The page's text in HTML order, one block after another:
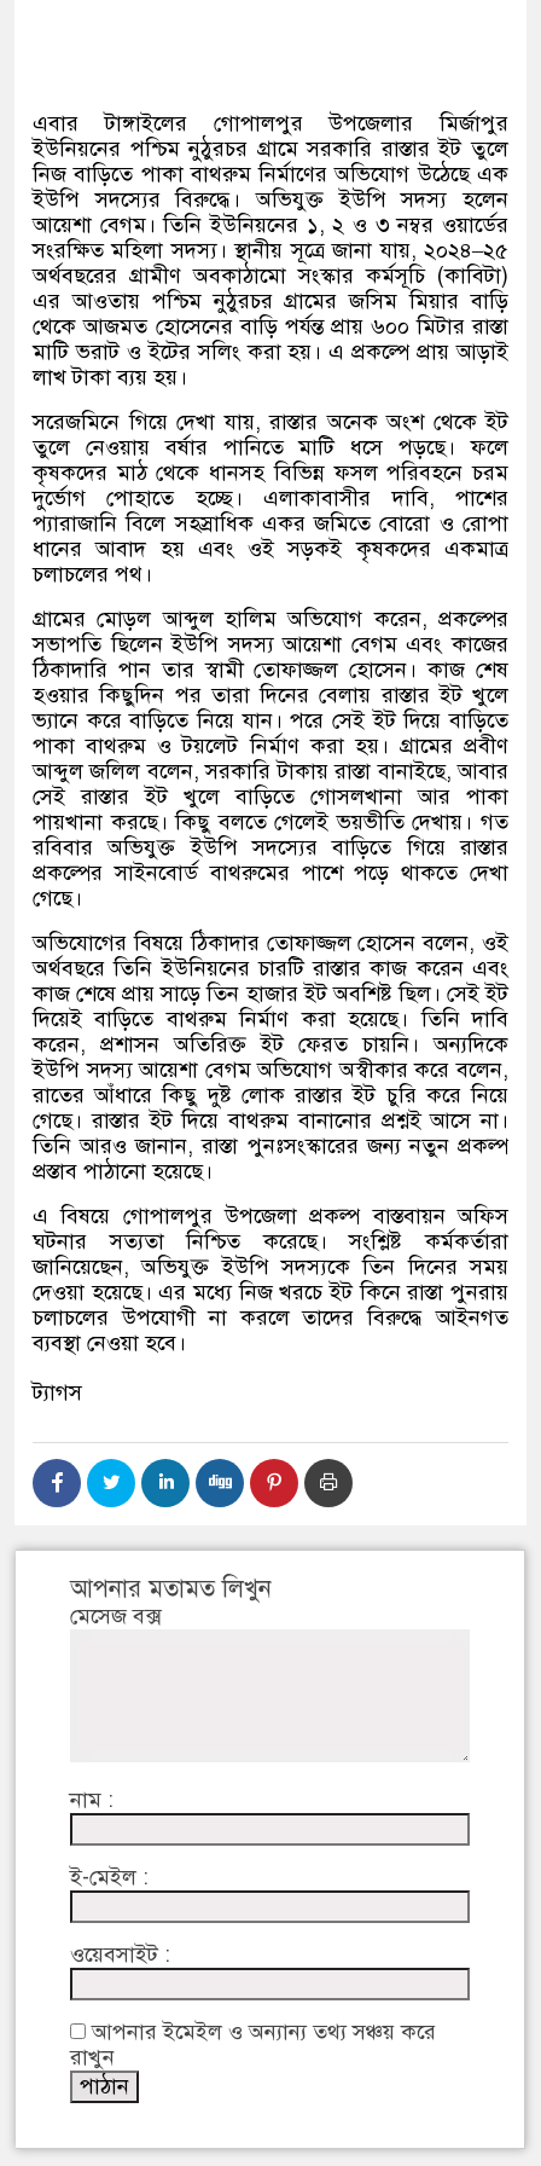
এবার টাঙ্গাইলের গোপালপুর উপজেলার মির্জাপুর
ইউনিয়নের পশ্চিম নুঠুরচর গ্রামে সরকারি রাস্তার ইট তুলে
নিজ বাড়িতে পাকা বাথরুম নির্মাণের অভিযোগ উঠেছে এক
ইউপি সদস্যের বিরুদ্ধে। অভিযুক্ত ইউপি সদস্য হলেন
আয়েশা বেগম। তিনি ইউনিয়নের ১,২ ও ৩ নম্বর ওয়ার্ডের
সংরক্ষিত মহিলা সদস্য। স্থানীয় সূত্রে জানা যায়,২০২৪–২৫
অর্থবছরের গ্রামীণ অবকাঠামো সংস্কার কর্মসূচি(কাবিটা)
এর আওতায় পশ্চিম নুঠুরচর গ্রামের জসিম মিয়ার বাড়ি
থেকে আজমত হোসেনের বাড়ি পর্যন্ত প্রায় ৬০০ মিটার রাস্তা
মাটি ভরাট ও ইটের সলিং করা হয়। এ প্রকল্পে প্রায় আড়াই
লাখ টাকা ব্যয় হয়।
সরেজমিনে গিয়ে দেখা যায়,রাস্তার অনেক অংশ থেকে ইট
তুলে নেওয়ায় বর্ষার পানিতে মাটি ধসে পড়ছে। ফলে
কৃষকদের মাঠ থেকে ধানসহ বিভিন্ন ফসল পরিবহনে চরম
দুর্ভোগ পোহাতে হচ্ছে। এলাকাবাসীর দাবি,পাশের
প্যারাজানি বিলে সহস্রাধিক একর জমিতে বোরো ও রোপা
ধানের আবাদ হয় এবং ওই সড়কই কৃষকদের একমাত্র
চলাচলের পথ।
গ্রামের মোড়ল আব্দুল হালিম অভিযোগ করেন,প্রকল্পের
সভাপতি ছিলেন ইউপি সদস্য আয়েশা বেগম এবং কাজের
ঠিকাদারি পান তার স্বামী তোফাজ্জল হোসেন। কাজ শেষ
হওয়ার কিছুদিন পর তারা দিনের বেলায় রাস্তার ইট খুলে
ভ্যানে করে বাড়িতে নিয়ে যান। পরে সেই ইট দিয়ে বাড়িতে
পাকা বাথরুম ও টয়লেট নির্মাণ করা হয়। গ্রামের প্রবীণ
আব্দুল জলিল বলেন,সরকারি টাকায় রাস্তা বানাইছে,আবার
সেই রাস্তার ইট খুলে বাড়িতে গোসলখানা আর পাকা
পায়খানা করছে। কিছু বলতে গেলেই ভয়ভীতি দেখায়। গত
রবিবার অভিযুক্ত ইউপি সদস্যের বাড়িতে গিয়ে রাস্তার
প্রকল্পের সাইনবোর্ড বাথরুমের পাশে পড়ে থাকতে দেখা
গেছে।
অভিযোগের বিষয়ে ঠিকাদার তোফাজ্জল হোসেন বলেন,ওই
অর্থবছরে তিনি ইউনিয়নের চারটি রাস্তার কাজ করেন এবং
কাজ শেষে প্রায় সাড়ে তিন হাজার ইট অবশিষ্ট ছিল। সেই ইট
দিয়েই বাড়িতে বাথরুম নির্মাণ করা হয়েছে। তিনি দাবি
করেন, প্রশাসন অতিরিক্ত ইট ফেরত চায়নি। অন্যদিকে
ইউপি সদস্য আয়েশা বেগম অভিযোগ অস্বীকার করে বলেন,
রাতের আঁধারে কিছু দুষ্ট লোক রাস্তার ইট চুরি করে নিয়ে
গেছে। রাস্তার ইট দিয়ে বাথরুম বানানোর প্রশ্নই আসে না।
তিনি আরও জানান,রাস্তা পুনঃসংস্কারের জন্য নতুন প্রকল্প
প্রস্তাব পাঠানো হয়েছে।
এ বিষয়ে গোপালপুর উপজেলা প্রকল্প বাস্তবায়ন অফিস
ঘটনার সত্যতা নিশ্চিত করেছে। সংশ্লিষ্ট কর্মকর্তারা
জানিয়েছেন,অভিযুক্ত ইউপি সদস্যকে তিন দিনের সময়
দেওয়া হয়েছে। এর মধ্যে নিজ খরচে ইট কিনে রাস্তা পুনরায়
চলাচলের উপযোগী না করলে তাদের বিরুদ্ধে আইনগত
ব্যবস্থা নেওয়া হবে।
ট্যাগস
আপনার মতামত লিখুন
মেসেজ বক্স
নাম :
ই-মেইল :
ওয়েবসাইট :
আপনার ইমেইল ও অন্যান্য তথ্য সঞ্চয় করে
রাখুন